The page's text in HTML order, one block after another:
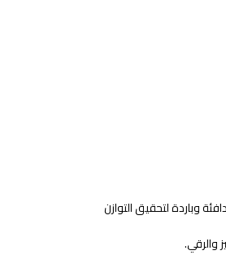
وباردة لتحقيق التوازن
والرقي.